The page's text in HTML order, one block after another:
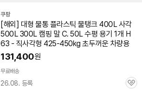
쿠팡
[해외] 대형 물통 플라스틱 물탱크 400L 사각
500L 300L 캠핑 말 C. 50L 수평 용기 1개 H
63 - 직사각형 425-450kg 초두꺼운 차량용
131,400원
무료배송
26.08. 등록
관